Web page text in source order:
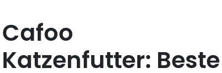
Cafoo
Katzenfutter: Beste